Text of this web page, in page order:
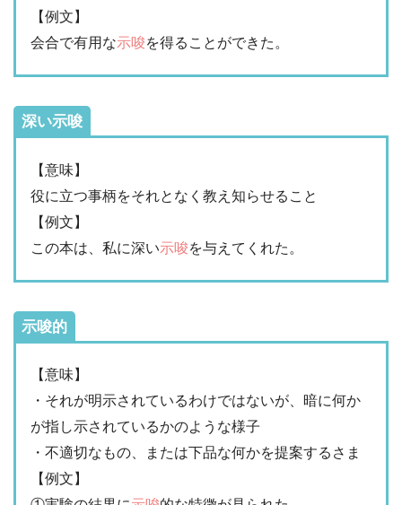
【例文】
会合で有用な示唆を得ることができた。
深い示唆
【意味】
役に立つ事柄をそれとなく教え知らせること
【例文】
この本は、私に深い示唆を与えてくれた。
示唆的
【意味】
・それが明示されているわけではないが、暗に何か
が指し示されているかのような様子
・不適切なもの、または下品な何かを提案するさま
【例文】